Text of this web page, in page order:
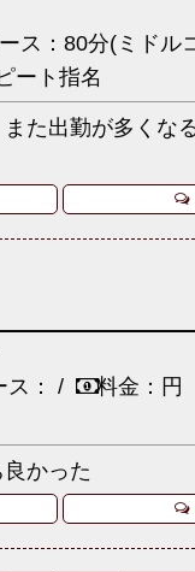
ス：80分(ミド
ート指名
た出勤が多くな
ス： /
料金：円
かった